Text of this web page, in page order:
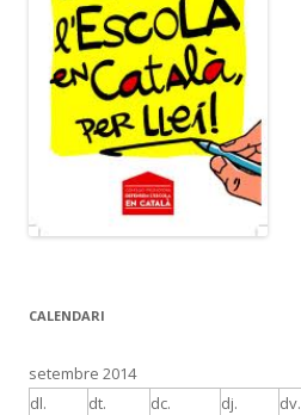
CALENDARI
setembre 2014
dl.
dt. dc. dj. dv.